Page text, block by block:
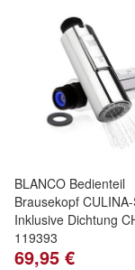
BLANCO Bedienteil
Brausekopf
Inklusive Dichtung
119393
69,95 €